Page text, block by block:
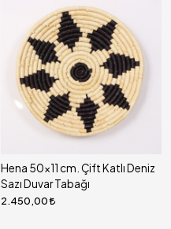
Hena 50x11 cm. Çift Katlı Deniz
Sazı Duvar Tabağı
2.450,00